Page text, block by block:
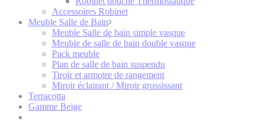
Accessoires Robinet
Meuble Salle de Bain
Meuble Salle de bain simple vasque
Meuble de salle de bain double vasque
Pack meuble
Plan de salle de bain suspendu
Tiroir et armoire de rangement
Miroir éclairant / Miroir grossissant
Terracotta
Gamme Beige